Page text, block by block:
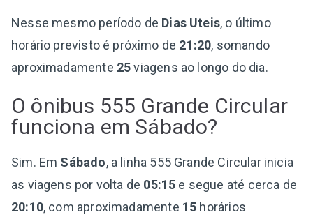
Nesse mesmo período de Dias Uteis, o último
horário previsto é próximo de 21:20, somando
aproximadamente 25viagens ao longo do dia.
O ônibus 555 Grande Circular
funciona em Sábado?
Sim. Em Sábado, a linha 555 Grande Circular inicia
as viagens por volta de 05:15 e segue até cerca de
20:10, com aproximadamente 15 horários